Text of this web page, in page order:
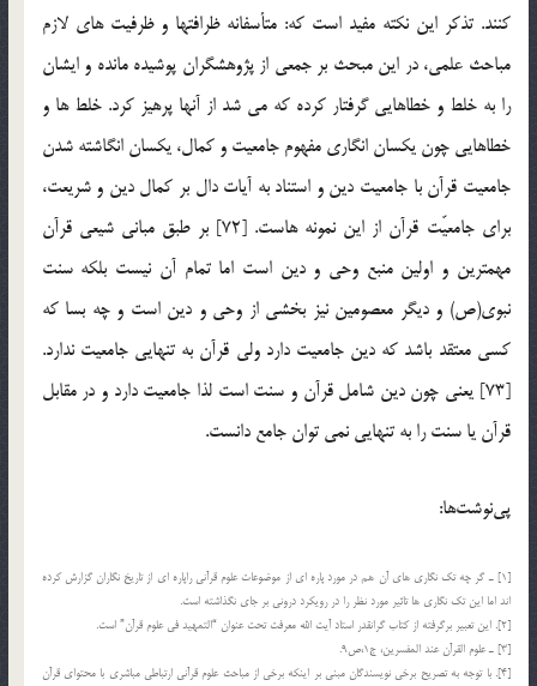
کنند. تذکر این نکته مفید است که: متأسفانه ظرافتها و ظرفیت های لازم
مباحث علمی، در این مبحث بر جمعی از پژوهشگران پوشیده مانده و ایشان
را به خلط و خطاهایی گرفتار کرده که می شد از آنها پرهیز کرد. خلط ها و
خطاهایی چون یکسان انگاری مفهوم جامعیت و کمال، یکسان انگاشته شدن
جامعیت قرآن با جامعیت دین و استناد به آیات دال بر کمال دین و شریعت،
برای جامعیّت قرآن از این نمونه هاست. [72] بر طبق مبانی شیعی قرآن
مهمترین و اولین منبع وحی و دین است اما تمام آن نیست بلکه سنت
نبوی(ص) و دیگر معصومین نیز بخشی از وحی و دین است و چه بسا که
کسی معتقد باشد که دین جامعیت دارد ولی قرآن به تنهایی جامعیت ندارد.
[73] یعنی چون دین شامل قرآن و سنت است لذا جامعیت دارد و در مقابل
قرآن یا سنت را به تنهایی نمی توان جامع دانست.
پی‌نوشت‌ها:
[1] ـ گر چه تک نگاری های آن هم در مورد پاره ای از موضوعات علوم قرآنی راپاره ای از تاریخ نگاران گزارش کرده
اند اما این تک نگاری ها تاثیر مورد نظر را در رویکرد درونی بر جای نگذاشته است.
[2]. این تعبیر برگرفته از کتاب گرانقدر استاد آیت الله معرفت تحت عنوان “التمهید فی علوم قرآن” است.
[3] ـ علوم القرآن عند المفسرین، ج1،ص9.
[4]. با توجه به تصریح برخی نویسندگان مبنی بر اینکه برخی از مباحث علوم قرآنی ارتباطی مباشری با محتوای قرآن